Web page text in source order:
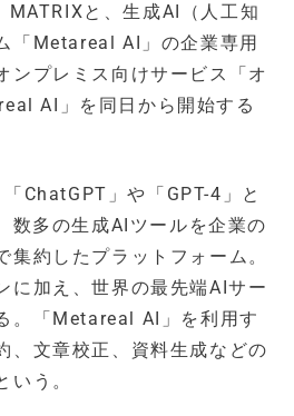
MATRIXと、生成AI（人工知
「Metareal AI」の企業専用
ンプレミス向けサービス「オ
AI」を同日から開始する
ChatGPT」や「GPT-4」と
数多の生成AIツールを企業の
集約したプラットフォーム。
に加え、世界の最先端AIサー
。「Metareal AI」を利用す
、文章校正、資料生成などの
いう。